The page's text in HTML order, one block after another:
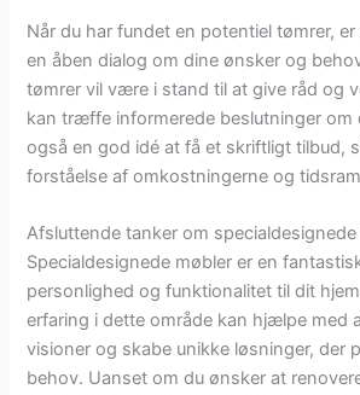
Når du har fundet en potentiel tømrer,
en åben dialog om dine ønsker og
tømrer vil være i stand til at give råd og
kan træffe informerede beslutninger om
også en god idé at få et skriftligt tilbud,
forståelse af omkostningerne og
Afsluttende tanker om
Specialdesignede møbler er en
personlighed og funktionalitet til dit
erfaring i dette område kan hjælpe med
visioner og skabe unikke løsninger, der
behov. Uanset om du ønsker at